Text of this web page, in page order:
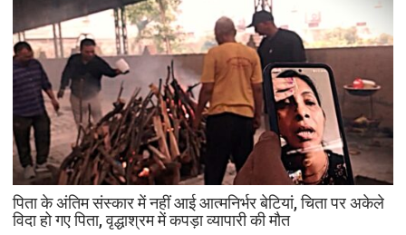
योगी
से
पूछा-
आखिर
चुनाव
में
देरी
क्यों?
नवंबर
तक
पिता के अंतिम संस्कार में नहीं आई आत्मनिर्भर बेटियां, चिता पर अकेले
विदा हो गए पिता, वृद्धाश्रम में कपड़ा व्यापारी की मौत